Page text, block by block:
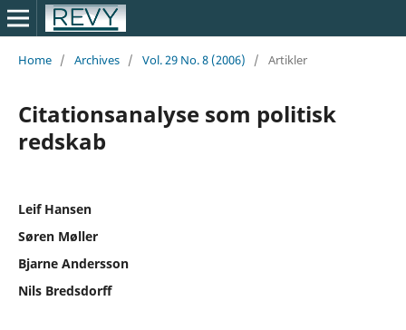
Home / Archives / Vol. 29 No. 8 (2006) / Artikler
Citationsanalyse som politisk
redskab
Leif Hansen
Søren Møller
Bjarne Andersson
Nils Bredsdorff